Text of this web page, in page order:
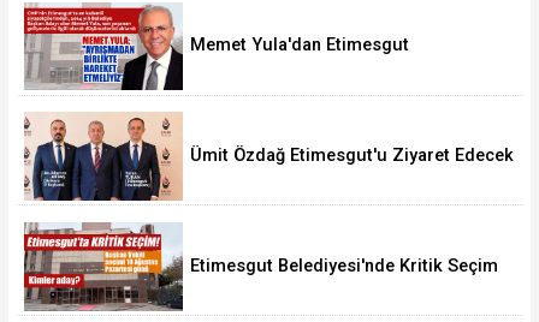
Memet Yula'dan Etimesgut
Ümit Özdağ Etimesgut'u Ziyaret Edecek
Etimesgut Belediyesi'nde Kritik Seçim